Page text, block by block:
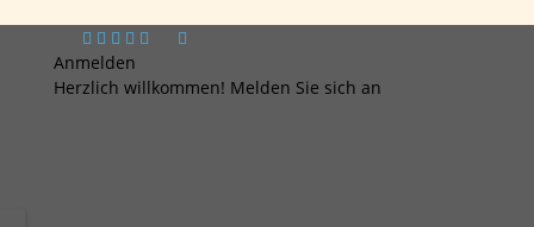
Anmelden
Herzlich willkommen! Melden Sie sich an